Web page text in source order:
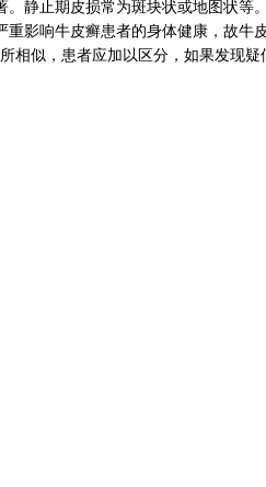
止期皮损常为斑块状或地图状等
响牛皮癣患者的身体健康，故牛皮
相似，患者应加以区分，如果发现